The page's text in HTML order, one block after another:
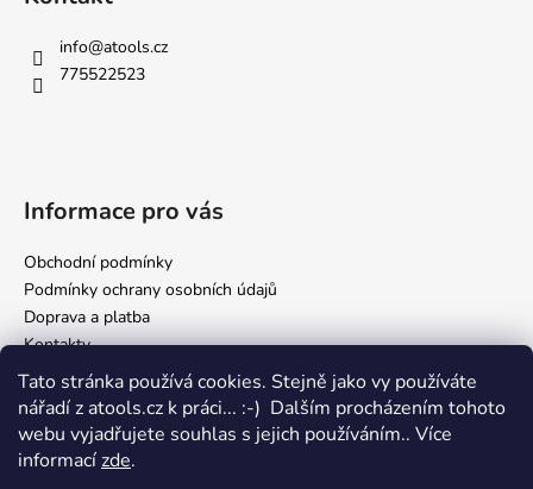
Tato stránka používá cookies. Stejně jako vy používáte
nářadí z atools.cz k práci... :-) Dalším procházením tohoto
webu vyjadřujete souhlas s jejich používáním.. Více
informacízde.
info@atools.cz
775522523
Informace pro vás
Obchodní podmínky
Podmínky ochrany osobních údajů
Doprava a platba
Kontakty
Facebook